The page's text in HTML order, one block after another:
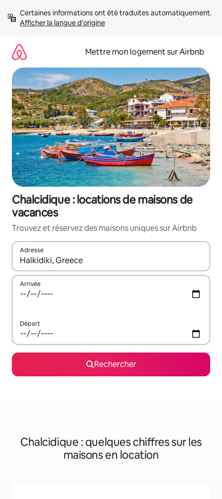
directement
Afficher la langue d'origine
Mettre mon logement sur Airbnb
Chalcidique : locations de maisons de
vacances
Trouvez et réservez des maisons uniques sur Airbnb
Adresse
Lorsque les résultats s'affichent, utilisez les flèches vers le
Arrivée
Départ
Rechercher
Chalcidique : quelques chiffres sur les
maisons en location